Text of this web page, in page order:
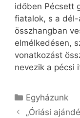
időben Pécsett
fiatalok, s a dél-
összhangban
elmélkedésen,
vonatkozást
nevezik a pécsi
Kategória
Egyházunk
„Óriási